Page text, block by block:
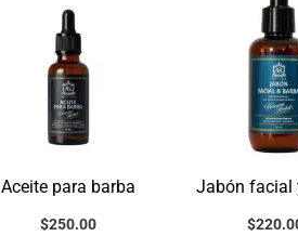
Aceite para barba
$250.00
Jabón facial
$